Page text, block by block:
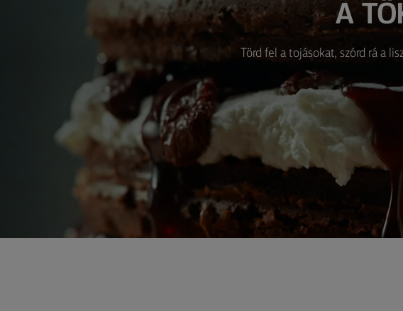
A
Törd fel a tojásokat, szórd rá a